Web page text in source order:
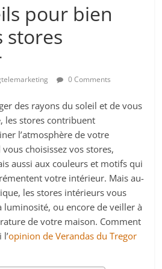
pour bien
stores
0 Comments
des rayons du soleil et de vous
les stores contribuent
l’atmosphère de votre
choisissez vos stores,
aussi aux couleurs et motifs qui
votre intérieur. Mais au-
les stores intérieurs vous
luminosité, ou encore de veiller à
de votre maison. Comment
opinion de Verandas du Tregor